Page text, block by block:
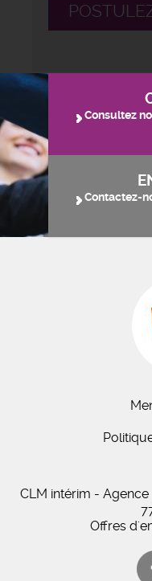
Consultez
Contactez-
CLM intérim -
Offres